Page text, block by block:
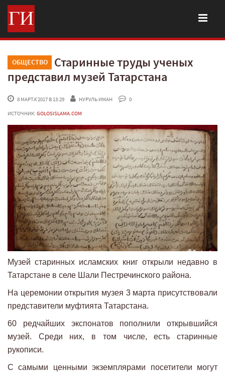
ОБЩЕСТВО
Старинные труды ученых
представил музей Татарстана
8 МАРТА'2017 В 13:29 НУРУЛЬ ИМАН
0
ИСТОЧНИК: GOLOSISLAMA.COM
Музей старинных исламских книг открыли недавно в
Татарстане в селе Шали Пестречинского района.
На церемонии открытия музея 3 марта присутствовали
представители муфтията Татарстана.
60 редчайших экспонатов пополнили открывшийся
музей. Среди них, в том числе, есть старинные
рукописи.
С самыми ценными экземплярами посетители могут